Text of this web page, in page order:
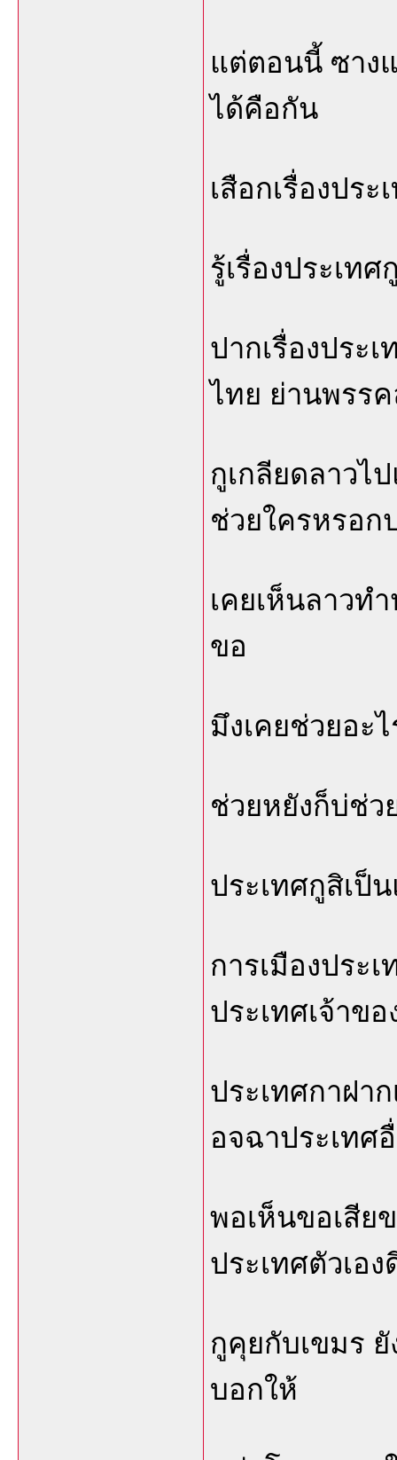
แต่ตอนนี้ ซาง
ได้คือกัน
เสือกเรื่องปร
รู้เรื่องประเทศ
ปากเรื่องประ
ไทย ย่านพรร
กูเกลียดลาวไ
ช่วยใครหรอก
เคยเห็นลาวท
ขอ
มึงเคยช่วยอะ
ช่วยหยังก็บ่ช่ว
ประเทศกูสิเป็
การเมืองประ
ประเทศเจ้าข
ประเทศกาฝา
อจฉาประเทศ
พอเห็นขอเสีย
ประเทศตัวเอง
กูคุยกับเขมร
บอกให้